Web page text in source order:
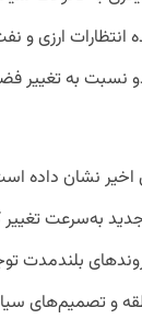
انتظارات ارزی و
نسبت به تغییر
اخیر نشان داده
به‌سرعت تغییر
روندهای بلندمدت
و تصمیم‌های